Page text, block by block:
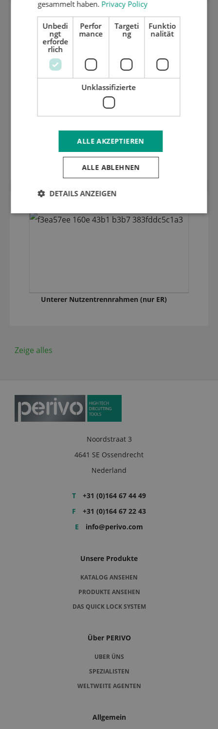
1,35 mm harte geschliffen inox
Stanzplatte (HRC 50) 1420.90
Unterer Nutzentrennrahmen (nur ER)
Zeige alles
Noordstraat 3
4641 SE Ossendrecht
Nederland
T
+31 (0)164 67 44 49
F
+31 (0)164 67 22 43
E
info@perivo.com
Unsere Produkte
KATALOG ANSEHEN
PRODUKTE ANSEHEN
DAS QUICK LOCK SYSTEM
Über PERIVO
UBER ÜNS
SPEZIALISTEN
WELTWEITE AGENTEN
Allgemein
gesammelt haben. Privacy Policy
Unbedi
ngt
erforde
rlich
Perfor
mance
Targeti
ng
Funktio
nalität
Unklassifizierte
ALLE AKZEPTIEREN
ALLE ABLEHNEN
DETAILS ANZEIGEN